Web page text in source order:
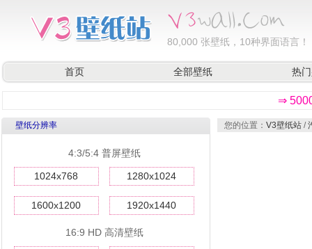
80,000 张壁纸，10种界面语言！
首页 全部壁纸 热
⇒
壁纸分辨率
4:3/5:4 普屏壁纸
1024x768 1280x1024
1600x1200 1920x1440
16:9 HD 高清壁纸
您的位置： V3壁纸站 /